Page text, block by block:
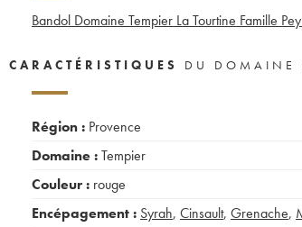
Bandol Domaine Tempier La Tourtine Famille
CARACTÉRISTIQUES DU DOMAINE
Région : Provence
Domaine :Tempier
Couleur : rouge
Encépagement : Syrah, Cinsault, Grenache,